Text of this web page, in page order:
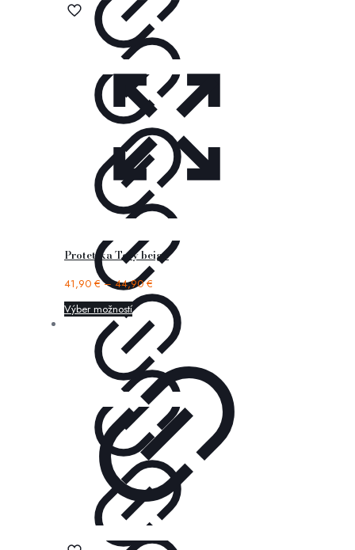
Protetika Tery beige
41,90 €–44,90€
Výber možností